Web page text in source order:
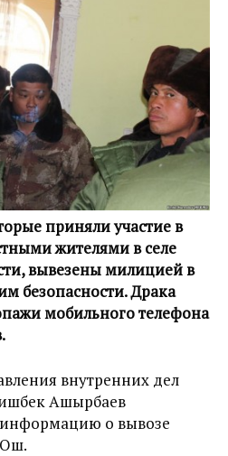
приняли участие в
жителями в селе
вывезены милицией в
безопасности. Драка
мобильного телефона
внутренних дел
Ашырбаев
о вывозе
Ош.